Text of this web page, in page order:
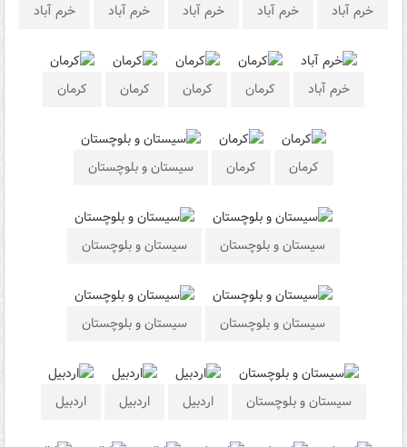
خرم آباد خرم آباد خرم آباد خرم آباد خرم آباد
خرم آباد کرمان کرمان کرمان کرمان
کرمان کرمان سیستان و بلوچستان
سیستان و بلوچستان سیستان و بلوچستان
سیستان و بلوچستان سیستان و بلوچستان
سیستان و بلوچستان اردبیل اردبیل اردبیل